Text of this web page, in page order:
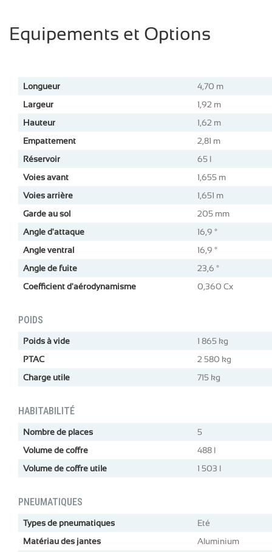
Equipements et Options
Longueur
4,70 m
Largeur
1,92 m
Hauteur
1,62 m
Empattement
2,81 m
Réservoir
65 l
Voies avant
1,655 m
Voies arrière
1,651 m
Garde au sol
205 mm
Angle d'attaque
16,9 °
Angle ventral
16,9 °
Angle de fuite
23,6 °
Coefficient d'aérodynamisme
0,360 Cx
POIDS
Poids à vide
1 865 kg
PTAC
2 580 kg
Charge utile
715 kg
HABITABILITÉ
Nombre de places
5
Volume de coffre
488 l
Volume de coffre utile
1 503 l
PNEUMATIQUES
Types de pneumatiques
Eté
Matériau des jantes
Aluminium